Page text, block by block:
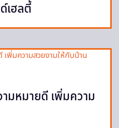
เฮลตี้
มหมายดี เพิ่มความ